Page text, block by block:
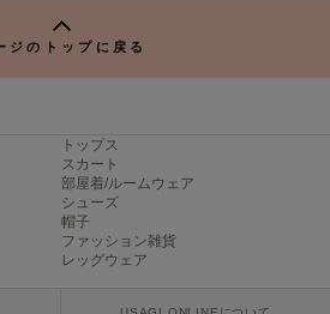
ジのトップに戻る
トップス
スカート
部屋着/ルームウェア
シューズ
帽子
ファッション雑貨
レッグウェア